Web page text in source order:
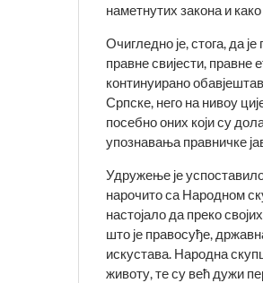
наметнутих закона и
Очигледно је, стога, да
правне свијести, правне
континуирано
Српске, него на нивоу
посебно оних који су
упознавања правничке
Удружење је
нарочито са Народном
настојало да преко
што је правосуђе,
искустава. Народна
животу, те су већ дужи